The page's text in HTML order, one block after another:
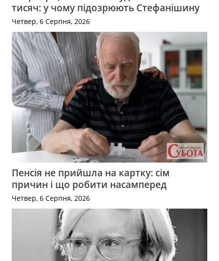
тисяч: у чому підозрюють Стефанішину
Четвер, 6 Серпня, 2026
Пенсія не прийшла на картку: сім
причин і що робити насамперед
Четвер, 6 Серпня, 2026